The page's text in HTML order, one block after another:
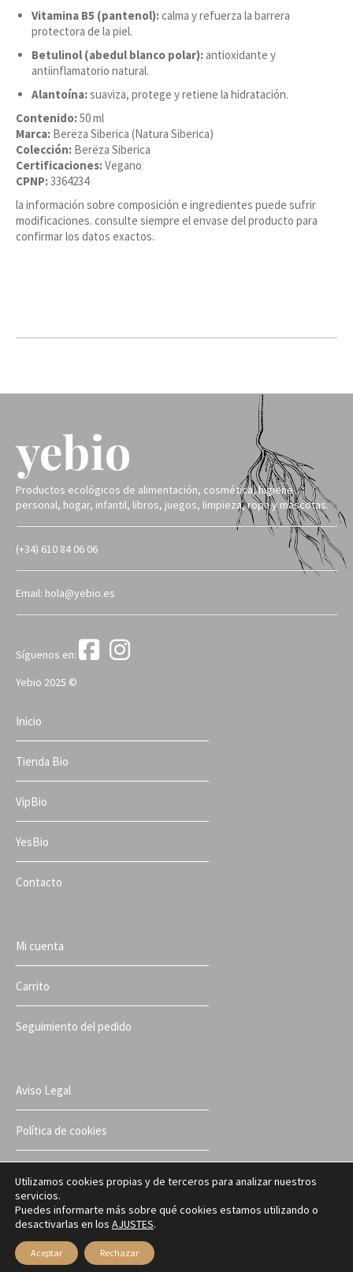
Vitamina B5 (pantenol):calma y refuerza la barrera
protectora de la piel.
Betulinol (abedul blanco polar): antioxidante y
antiinflamatorio natural.
Alantoína:suaviza, protege y retiene la hidratación.
Contenido:50 ml
Marca: Berëza Siberica (Natura Siberica)
Colección: Berëza Siberica
Certificaciones:Vegano
CPNP:3364234
la información sobre composición e ingredientes puede sufrir
modificaciones. consulte siempre el envase del producto para
confirmar los datos exactos.
Productos ecológicos de alimentación, cosmética, higiene
personal, hogar, infantil, libros, juegos, limpieza, ropa y mascotas.
(+34) 610 84 06 06
Email: hola@yebio.es
Síguenos en:
Yebio 2025 ©
Inicio
Tienda Bio
VipBio
YesBio
Contacto
Mi cuenta
Carrito
Seguimiento del pedido
Aviso Legal
Política de cookies
Términos y condiciones
Utilizamos cookies propias y de terceros para analizar nuestros
servicios.
Puedes informarte más sobre qué cookies estamos utilizando o
desactivarlas en los AJUSTES.
Aceptar Rechazar